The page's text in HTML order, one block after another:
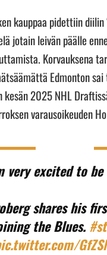
kauppaa pidettiin diilin
jotain leivän päälle
Korvauksena
Edmonton
kesän 2025 NHL
varausoikeuden
very excited to
shares his
the Blues.